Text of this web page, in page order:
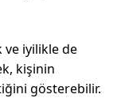
ve iyilikle de
kişinin
gösterebilir.